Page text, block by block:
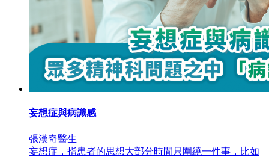
妄想症與病識感
張漢奇醫生
妄想症，指患者的思想大部分時間只圍繞一件事，比如